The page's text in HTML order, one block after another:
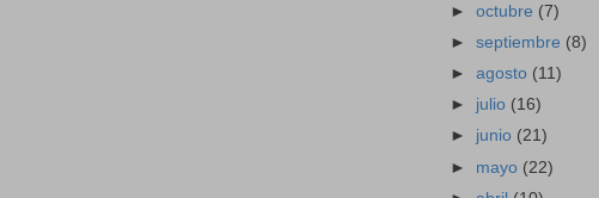
►octubre (7)
►septiembre (8)
►agosto (11)
► julio (16)
► junio (21)
► mayo (22)